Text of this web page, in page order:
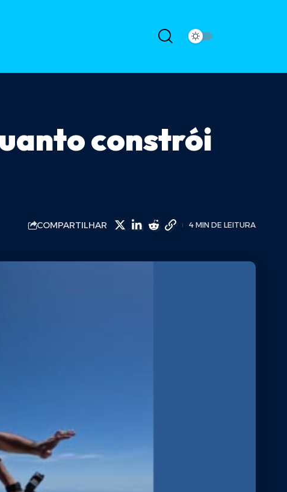
constrói
COMPARTILHAR 4 MIN DE LEITURA